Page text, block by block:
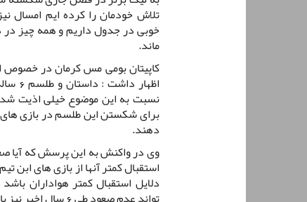
تلاش خودمان را کرده ایم امسال
خوبی در جدول داریم و همه چیز
ماند.
کاپیتان بومی مس کرمان در خصوص
نسبت به این موضوع خیلی اذیت شده
برای شکستن این طلسم در بازی های
دهند.
وی در واکنش به این پرسش که آیا
استقبال کمتر آنها از بازی های
دلایل استقبال کمتر هواداران